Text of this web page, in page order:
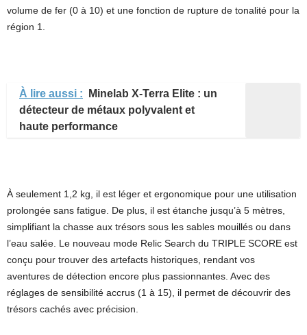
volume de fer (0 à 10) et une fonction de rupture de tonalité pour la
région 1.
À lire aussi :
Minelab X-Terra Elite : un
détecteur de métaux polyvalent et
haute performance
À seulement 1,2 kg, il est léger et ergonomique pour une utilisation
prolongée sans fatigue. De plus, il est étanche jusqu’à 5 mètres,
simplifiant la chasse aux trésors sous les sables mouillés ou dans
l’eau salée. Le nouveau mode Relic Search du TRIPLE SCORE est
conçu pour trouver des artefacts historiques, rendant vos
aventures de détection encore plus passionnantes. Avec des
réglages de sensibilité accrus (1 à 15), il permet de découvrir des
trésors cachés avec précision.